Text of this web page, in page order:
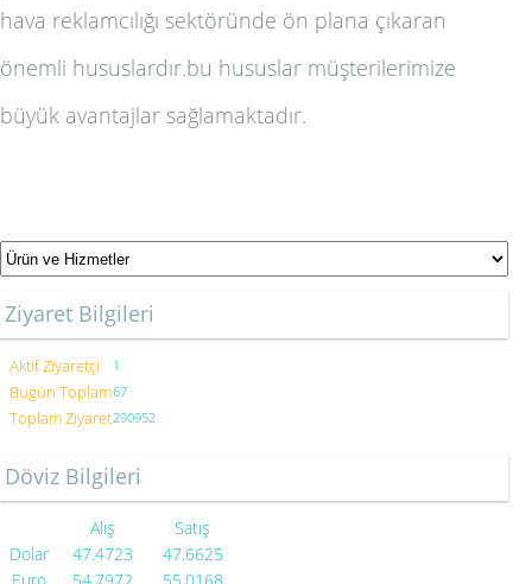
hava reklamcılığı sektöründe ön plana çıkaran
önemli hususlardır.bu hususlar müşterilerimize
büyük avantajlar sağlamaktadır.
Ziyaret Bilgileri
Aktif Ziyaretçi 1
Bugün Toplam67
Toplam Ziyaret290952
Döviz Bilgileri
Alış
Satış
Dolar
47.4723
47.6625